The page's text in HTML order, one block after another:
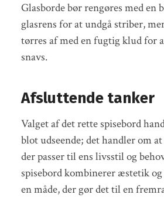
Glasborde bør rengøres med en
glasrens for at undgå striber,
tørres af med en fugtig klud for
snavs.
Afsluttende tanker
Valget af det rette spisebord
blot udseende; det handler om
der passer til ens livsstil og
spisebord kombinerer æstetik
en måde, der gør det til en